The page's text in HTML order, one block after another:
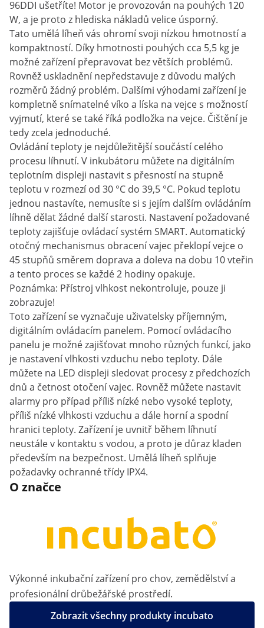
96DDI ušetříte! Motor je provozován na pouhých 120
W, a je proto z hlediska nákladů velice úsporný.
Tato umělá líheň vás ohromí svoji nízkou hmotností a
kompaktností. Díky hmotnosti pouhých cca 5,5 kg je
možné zařízení přepravovat bez větších problémů.
Rovněž uskladnění nepředstavuje z důvodu malých
rozměrů žádný problém. Dalšími výhodami zařízení je
kompletně snímatelné víko a líska na vejce s možností
vyjmutí, které se také říká podložka na vejce. Čištění je
tedy zcela jednoduché.
Ovládání teploty je nejdůležitější součástí celého
procesu líhnutí. V inkubátoru můžete na digitálním
teplotním displeji nastavit s přesností na stupně
teplotu v rozmezí od 30 °C do 39,5 °C. Pokud teplotu
jednou nastavíte, nemusíte si s jejím dalším ovládáním
líhně dělat žádné další starosti. Nastavení požadované
teploty zajišťuje ovládací systém SMART. Automatický
otočný mechanismus obracení vajec překlopí vejce o
45 stupňů směrem doprava a doleva na dobu 10 vteřin
a tento proces se každé 2 hodiny opakuje.
Poznámka: Přístroj vlhkost nekontroluje, pouze ji
zobrazuje!
Toto zařízení se vyznačuje uživatelsky příjemným,
digitálním ovládacím panelem. Pomocí ovládacího
panelu je možné zajišťovat mnoho různých funkcí, jako
je nastavení vlhkosti vzduchu nebo teploty. Dále
můžete na LED displeji sledovat procesy z předchozích
dnů a četnost otočení vajec. Rovněž můžete nastavit
alarmy pro případ příliš nízké nebo vysoké teploty,
příliš nízké vlhkosti vzduchu a dále horní a spodní
hranici teploty. Zařízení je uvnitř během líhnutí
neustále v kontaktu s vodou, a proto je důraz kladen
především na bezpečnost. Umělá líheň splňuje
požadavky ochranné třídy IPX4.
O značce
Výkonné inkubační zařízení pro chov, zemědělství a
profesionální drůbežářské prostředí.
Zobrazit všechny produkty incubato